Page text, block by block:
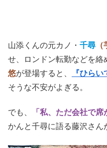
山添くんの元カノ・ 千尋
せ、ロンドン転勤などを絡
悠が登場すると、 『ひらい
そうな不安がよぎる。
でも、 「私、ただ会社で席
かんと千尋に語る藤沢さん